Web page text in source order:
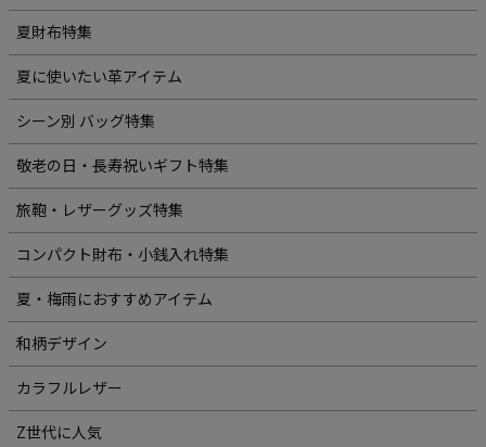
夏財布特集
夏に使いたい革アイテム
シーン別 バッグ特集
敬老の日・長寿祝いギフト特集
旅鞄・レザーグッズ特集
コンパクト財布・小銭入れ特集
夏・梅雨におすすめアイテム
和柄デザイン
カラフルレザー
Z世代に人気